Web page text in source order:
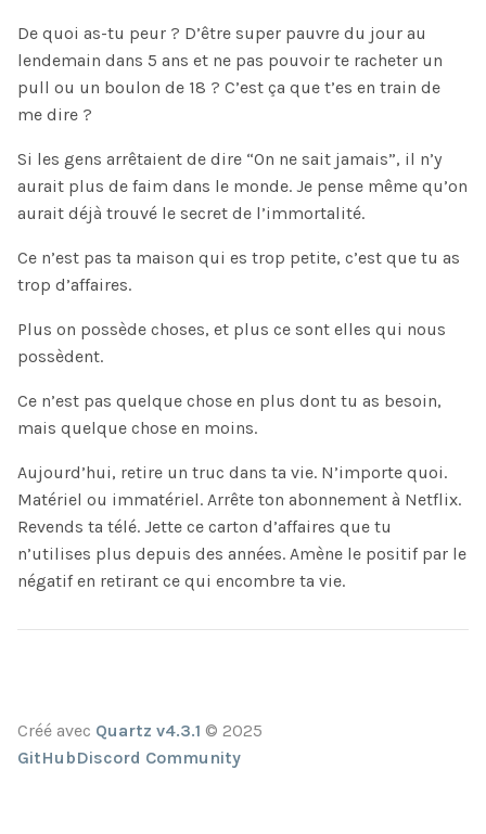
De quoi as-tu peur ? D’être super pauvre du jour au
lendemain dans 5 ans et ne pas pouvoir te racheter un
pull ou un boulon de 18 ? C’est ça que t’es en train de
me dire ?
Si les gens arrêtaient de dire “On ne sait jamais”, il n’y
aurait plus de faim dans le monde. Je pense même qu’on
aurait déjà trouvé le secret de l’immortalité.
Ce n’est pas ta maison qui es trop petite, c’est que tu as
trop d’affaires.
Plus on possède choses, et plus ce sont elles qui nous
possèdent.
Ce n’est pas quelque chose en plus dont tu as besoin,
mais quelque chose en moins.
Aujourd’hui, retire un truc dans ta vie. N’importe quoi.
Matériel ou immatériel. Arrête ton abonnement à Netflix.
Revends ta télé. Jette ce carton d’affaires que tu
n’utilises plus depuis des années. Amène le positif par le
négatif en retirant ce qui encombre ta vie.
Créé avec Quartz v4.3.1 © 2025
GitHubDiscord Community